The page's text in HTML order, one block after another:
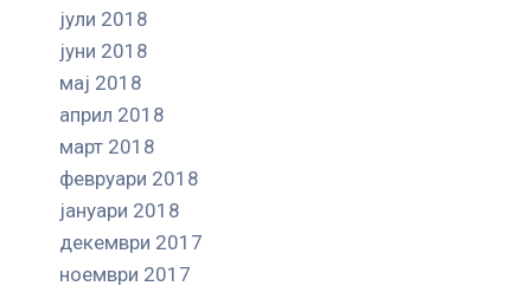
јули 2018
јуни 2018
мај 2018
април 2018
март 2018
февруари 2018
јануари 2018
декември 2017
ноември 2017